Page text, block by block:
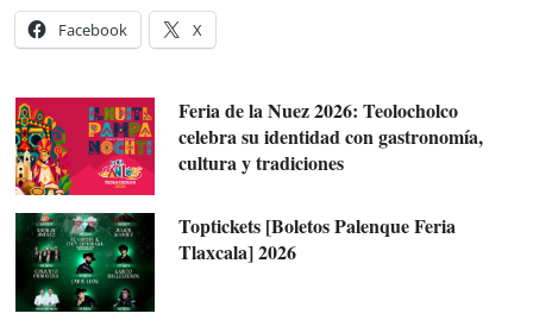
Facebook X
Feria de la Nuez 2026: Teolocholco
celebra su identidad con gastronomía,
cultura y tradiciones
Toptickets [Boletos Palenque Feria
Tlaxcala] 2026